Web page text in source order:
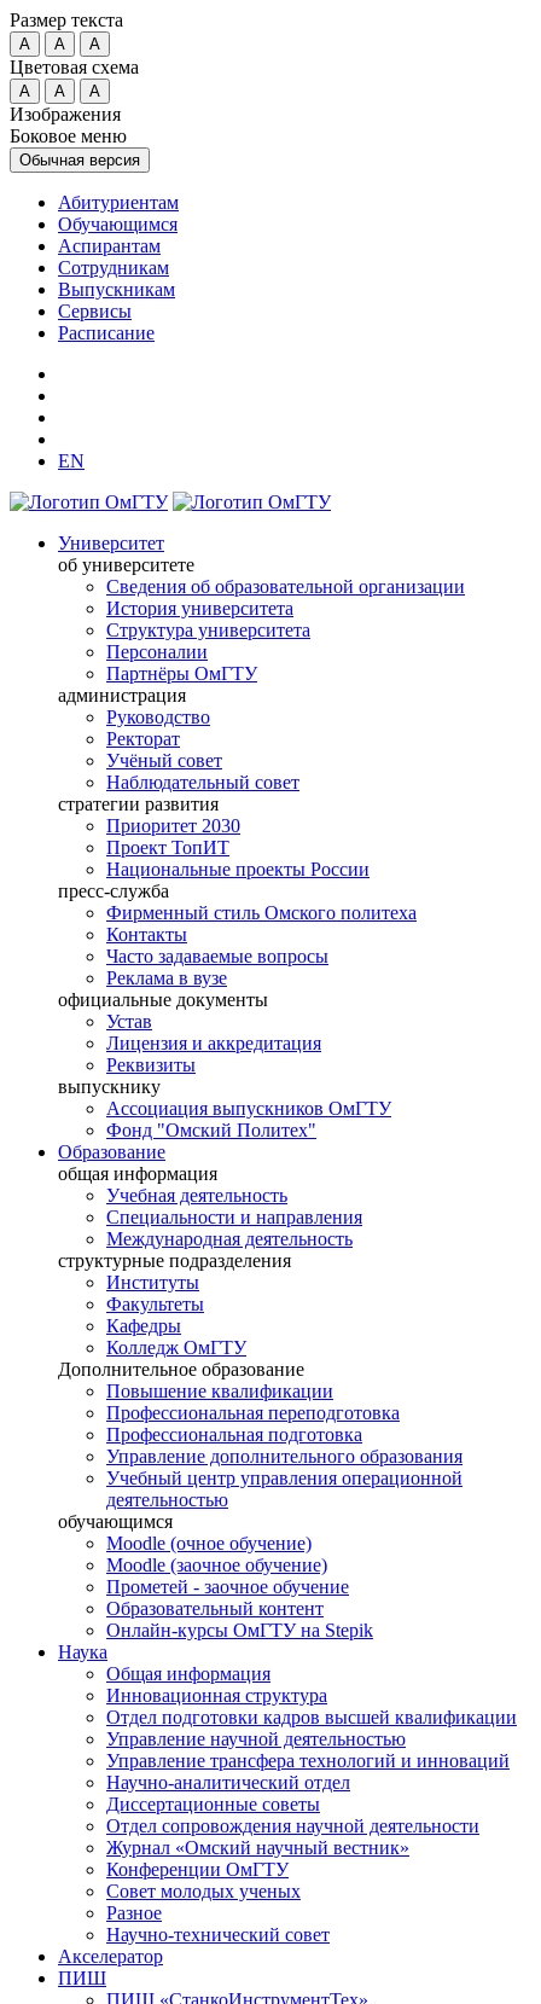
Размер текста
A A A
Цветовая схема
A A A
Изображения
Боковое меню
Обычная версия
Абитуриентам
Обучающимся
Аспирантам
Сотрудникам
Выпускникам
Сервисы
Расписание
EN
Университет
об университете
Сведения об образовательной организации
История университета
Структура университета
Персоналии
Партнёры ОмГТУ
администрация
Руководство
Ректорат
Учёный совет
Наблюдательный совет
стратегии развития
Приоритет 2030
Проект ТопИТ
Национальные проекты России
пресс-служба
Фирменный стиль Омского политеха
Контакты
Часто задаваемые вопросы
Реклама в вузе
официальные документы
Устав
Лицензия и аккредитация
Реквизиты
выпускнику
Ассоциация выпускников ОмГТУ
Фонд "Омский Политех"
Образование
общая информация
Учебная деятельность
Специальности и направления
Международная деятельность
структурные подразделения
Институты
Факультеты
Кафедры
Колледж ОмГТУ
Дополнительное образование
Повышение квалификации
Профессиональная переподготовка
Профессиональная подготовка
Управление дополнительного образования
Учебный центр управления операционной
деятельностью
обучающимся
Moodle (очное обучение)
Moodle (заочное обучение)
Прометей - заочное обучение
Образовательный контент
Онлайн-курсы ОмГТУ на Stepik
Наука
Общая информация
Инновационная структура
Отдел подготовки кадров высшей квалификации
Управление научной деятельностью
Управление трансфера технологий и инноваций
Научно-аналитический отдел
Диссертационные советы
Отдел сопровождения научной деятельности
Журнал «Омский научный вестник»
Конференции ОмГТУ
Совет молодых ученых
Разное
Научно-технический совет
Акселератор
ПИШ
ПИШ «СтанкоИнструментТех»